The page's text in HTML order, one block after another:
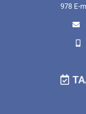
978 E-